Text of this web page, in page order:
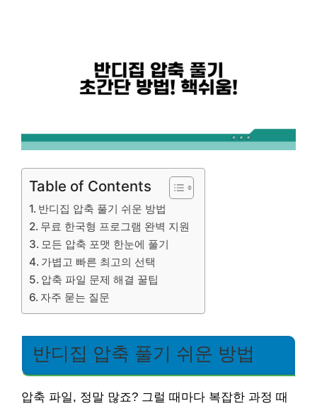
Table of Contents
반디집 압축 풀기 쉬운 방법
무료 한국형 프로그램 완벽 지원
모든 압축 포맷 한눈에 풀기
가볍고 빠른 최고의 선택
압축 파일 문제 해결 꿀팁
자주 묻는 질문
반디집 압축 풀기 쉬운 방법
압축 파일, 정말 많죠? 그럴 때마다 복잡한 과정 때